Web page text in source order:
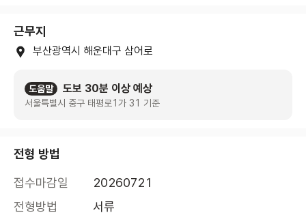
근무지
부산광역시 해운대구 삼어로
도움말 도보 30분 이상 예상
서울특별시 중구 태평로1가 31 기준
전형 방법
접수마감일
20260721
전형방법
서류